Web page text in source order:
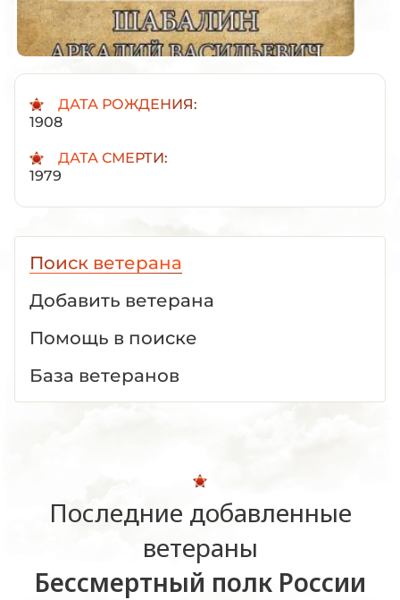
ДАТА РОЖДЕНИЯ:
1908
ДАТА СМЕРТИ:
1979
Поиск ветерана
Добавить ветерана
Помощь в поиске
База ветеранов
Последние добавленные
ветераны
Бессмертный полк России